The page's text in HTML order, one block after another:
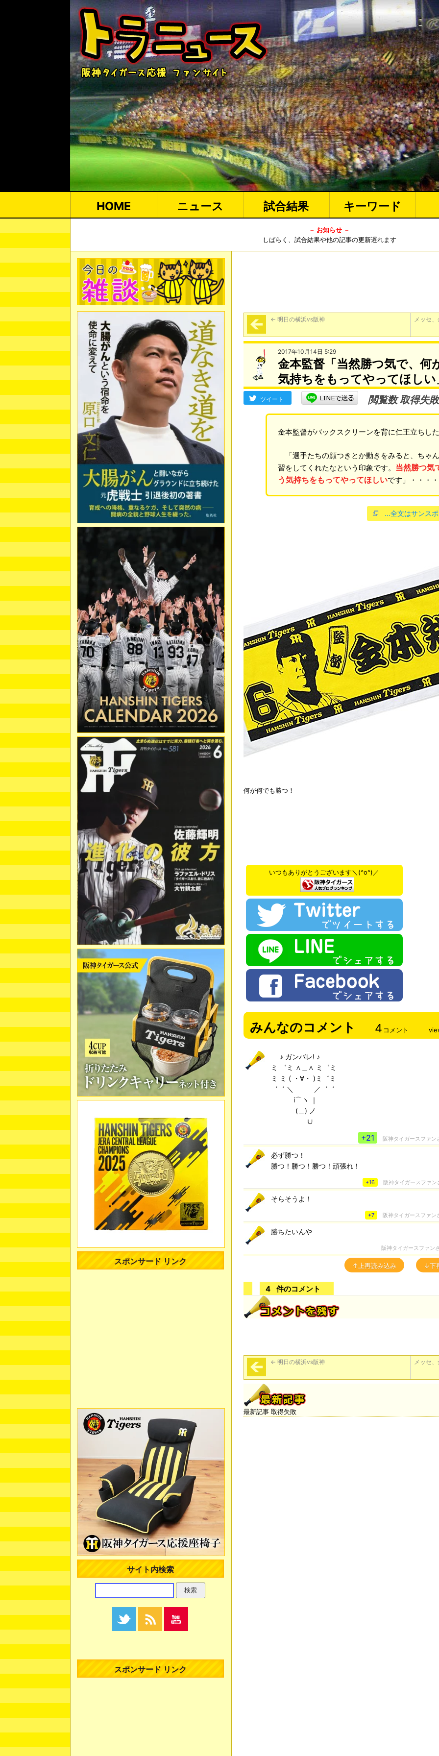
HOME ニュース 試合結果 キーワード
－ お知らせ －
しばらく、試合結果や他の記事の更新遅れます
← 明日の横浜vs阪神 メッセ
2017年10月14日 5:29
金本監督「当然勝つ気で、
気持ちをもってやってほしい
ツイート 閲覧数 取得失敗
金本監督がバックスクリーンを背に仁王立ちし
「選手たちの顔つきとか動きをみると、ちゃ
習をしてくれたなという印象です。 当然勝つ気
う気持ちをもってやってほしいです」・・・
…全文はサンス
何が何でも勝つ！
いつもありがとうございます＼(^o^)／
みんなのコメント 4 コメント
♪ ガンバレ! ♪
ミ ゛ミ ∧＿∧ ミ゛ミ
ミ ミ ( ・∀・ )ミ゛ミ
゛゛ ＼ ／゛゛
i⌒ヽ ｜
(＿) ノ
∪
+21 阪神タイガースファン
必ず勝つ！
勝つ！勝つ！勝つ！頑張れ！
+16 阪神タイガースファン
そらそうよ！
+7 阪神タイガースファン
勝ちたいんや
阪神タイガースファン
↑上再読み込み ↓下
4 件のコメント
← 明日の横浜vs阪神 メッセ
最新記事 取得失敗
スポンサード リンク
サイト内検索
スポンサード リンク